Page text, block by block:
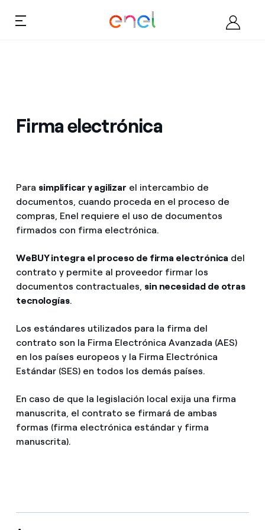
Convertirse en proveedor
Contactos
Firma electrónica
Para simplificar y agilizar el intercambio de
documentos, cuando proceda en el proceso de
compras, Enel requiere el uso de documentos
firmados con firma electrónica.
WeBUY integra el proceso de firma electrónica del
contrato y permite al proveedor firmar los
documentos contractuales, sin necesidad de otras
tecnologías.
Los estándares utilizados para la firma del
contrato son la Firma Electrónica Avanzada (AES)
en los países europeos y la Firma Electrónica
Estándar (SES) en todos los demás países.
En caso de que la legislación local exija una firma
manuscrita, el contrato se firmará de ambas
formas (firma electrónica estándar y firma
manuscrita).